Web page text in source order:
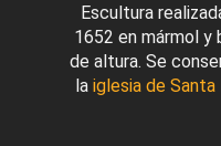
Escultura
1652 en mármol y
de altura. Se
la iglesia de